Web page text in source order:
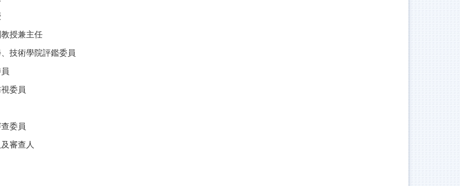
授兼主任
技術學院評鑑委員
委員
委員
審查人